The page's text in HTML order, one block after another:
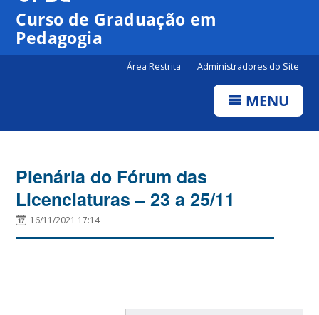
Canais
Curso de Graduação em
Pedagogia
Área Restrita Administradores do Site
MENU
Plenária do Fórum das
Licenciaturas – 23 a 25/11
16/11/2021 17:14